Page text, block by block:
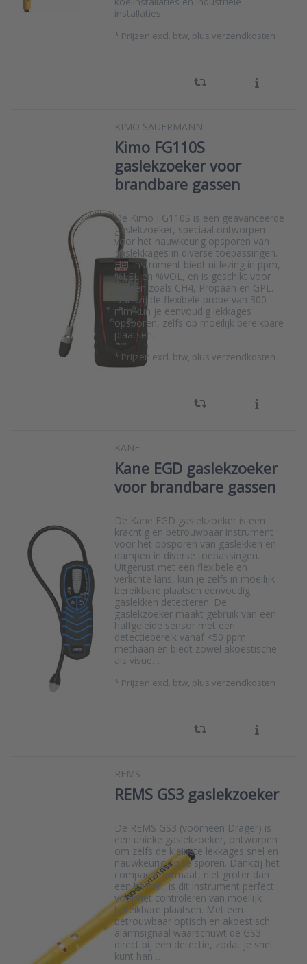
installaties.
* Prijzen excl. btw, plus verzendkosten
KIMO SAUERMANN
Kimo FG110S
gaslekzoeker voor
brandbare gassen
De Kimo FG110S is een geavanceerde
gaslekzoeker, speciaal ontworpen
voor het nauwkeurig opsporen van
gaslekkages in diverse toepassingen.
Het instrument biedt uitlezing in ppm,
%LEL en %VOL, en is geschikt voor
gassen zoals CH4, Propaan en GPL.
Dankzij de flexibele probe van 300
mm kun je eenvoudig lekkages
opsporen, zelfs op moeilijk bereikbare
plaatsen.
* Prijzen excl. btw, plus verzendkosten
KANE
Kane EGD gaslekzoeker
voor brandbare gassen
De Kane EGD gaslekzoeker is een
krachtig en betrouwbaar instrument
voor het opsporen van gaslekken en
dampen in diverse toepassingen.
Uitgerust met een flexibele en
verlichte lans, kun je zelfs in moeilijk
bereikbare plaatsen eenvoudig
gaslekken detecteren. De
gaslekzoeker maakt gebruik van een
halfgeleide sensor met een
detectiebereik vanaf <50 ppm
methaan en biedt zowel akoestische
als visue…
* Prijzen excl. btw, plus verzendkosten
REMS
REMS GS3 gaslekzoeker
De REMS GS3 (voorheen Dräger) is
een unieke gaslekzoeker, ontworpen
om zelfs de kleinste lekkages snel en
nauwkeurig op te sporen. Dankzij het
compacte formaat, niet groter dan
een balpen, is dit instrument perfect
voor het controleren van moeilijk
bereikbare plaatsen. Met een
betrouwbaar optisch en akoestisch
alarmsignaal waarschuwt de GS3
direct bij een detectie, zodat je snel
kunt han…